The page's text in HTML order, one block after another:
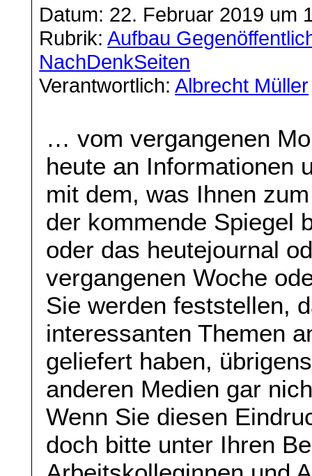
Datum: 22. Februar 2019 um
Rubrik:Aufbau
NachDenkSeiten
Verantwortlich:Albrecht Müller
… vom vergangenen
heute an Informationen
mit dem, was Ihnen
der kommende Spiegel
oder das heutejournal
vergangenen Woche
Sie werden feststellen,
interessanten Themen
geliefert haben,
anderen Medien gar
Wenn Sie diesen
doch bitte unter Ihren